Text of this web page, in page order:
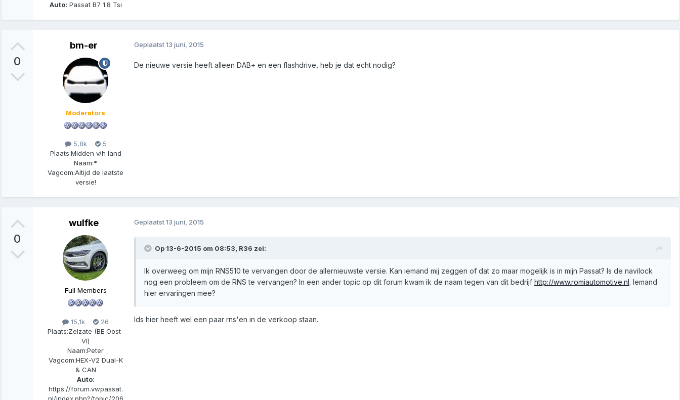
Auto: Passat B7 1.8 Tsi
0
bm-er
Moderators
5,8k
5
Plaats:Midden v/h land
Naam:*
Vagcom:Altijd de laatste
versie!
Geplaatst13 juni, 2015
De nieuwe versie heeft alleen DAB+ en een flashdrive, heb je dat echt nodig?
0
wulfke
Full Members
15,1k
26
Plaats:Zelzate (BE Oost-
Vl)
Naam:Peter
Vagcom:HEX-V2 Dual-K
& CAN
Auto:
https://forum.vwpassat.
nl/index.php?/topic/206
Geplaatst13 juni, 2015
Op 13-6-2015 om 08:53, R36 zei:
Ik overweeg om mijn RNS510 te vervangen door de allernieuwste versie. Kan iemand mij zeggen of dat zo maar mogelijk is in mijn Passat? Is de navilock
nog een probleem om de RNS te vervangen? In een ander topic op dit forum kwam ik de naam tegen van dit bedrijf http://www.romiautomotive.nl . Iemand
hier ervaringen mee?
Ids hier heeft wel een paar rns'en in de verkoop staan.